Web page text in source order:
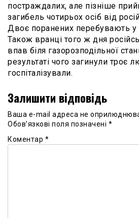
постраждалих, але пізніше
загибель чотирьох осіб від
Двоє поранених перебувають у
Також вранці того ж дня
впав біля газорозподільної
результаті чого загинули троє
госпіталізували.
Залишити відповідь
Ваша e-mail адреса не
Обов’язкові поля позначені *
Коментар *